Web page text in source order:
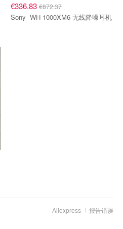
€336.83 €872.37
Sony WH-1000XM6 无线降噪耳机
报告错误
Aliexpress